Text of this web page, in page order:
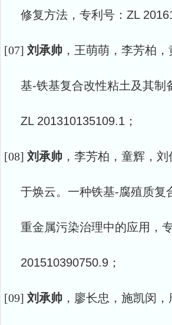
修复方法，专利号：ZL
[07] 刘承帅 ，王萌萌，李芳柏
基-铁基复合改性粘土及其制
ZL 201310135109.1；
[08] 刘承帅 ，李芳柏，童辉，
于焕云。一种铁基-腐殖质复
重金属污染治理中的应用，
201510390750.9；
[09] 刘承帅 ，廖长忠，施凯闵